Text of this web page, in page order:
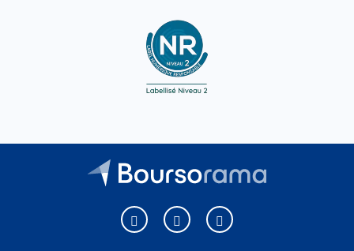
Boursorama sur Facebook
Boursorama sur XBoursorama sur